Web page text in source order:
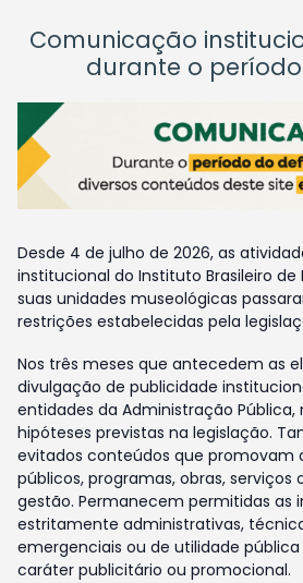
Comunicação
durante o
Desde 4 de julho de 2026, as
institucional do Instituto Brasileiro de
suas unidades museológicas
restrições estabelecidas pela
Nos três meses que antecedem as
divulgação de publicidade
entidades da Administração Pública,
hipóteses previstas na legislação.
evitados conteúdos que promovam
públicos, programas, obras, serviços
gestão. Permanecem permitidas as
estritamente administrativas,
emergenciais ou de utilidade
caráter publicitário ou promocional.